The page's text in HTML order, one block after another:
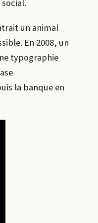
un animal
En 2008, un
typographie
la banque en